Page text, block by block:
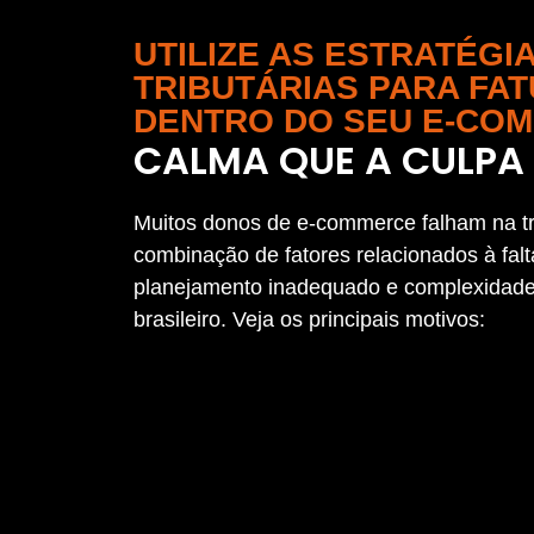
UTILIZE AS
TRIBUTÁRIAS PARA
DENTRO DO SEU E-
CALMA QUE A
Muitos donos de e-commerce falham na
combinação de fatores relacionados à
planejamento inadequado e
brasileiro. Veja os principais motivos: